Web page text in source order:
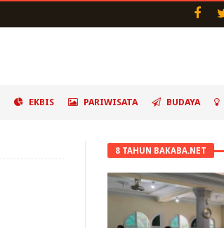
EKBIS PARIWISATA BUDAYA
8 TAHUN BAKABA.NET